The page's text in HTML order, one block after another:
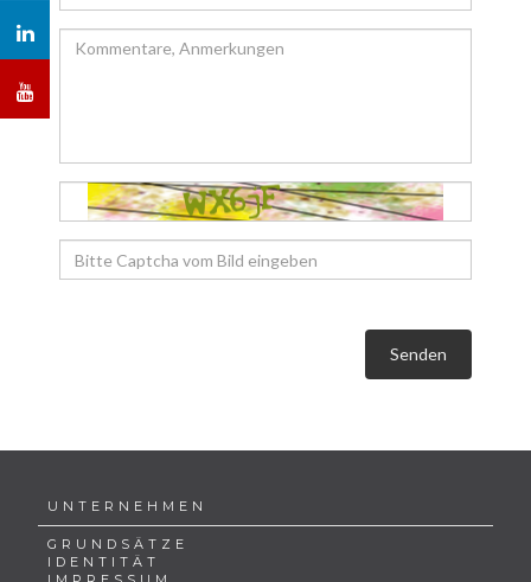
Senden
UNTERNEHMEN
GRUNDSÄTZE
IDENTITÄT